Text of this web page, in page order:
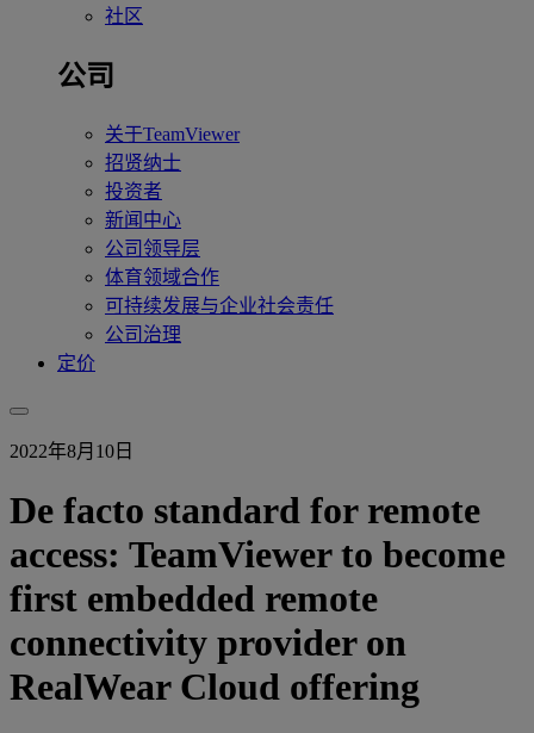
社区
公司
关于TeamViewer
招贤纳士
投资者
新闻中心
公司领导层
体育领域合作
可持续发展与企业社会责任
公司治理
定价
2022年8月10日
De facto standard for remote
access: TeamViewer to become
first embedded remote
connectivity provider on
RealWear Cloud offering